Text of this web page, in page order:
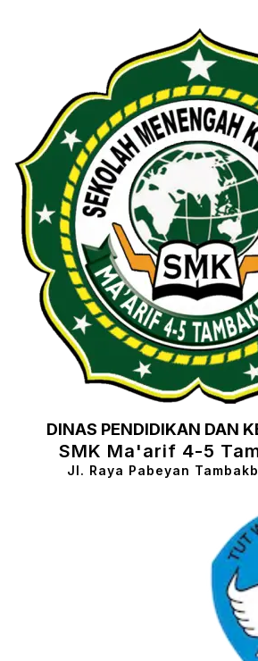
DINAS PENDIDIKAN DAN
SMK Ma'arif 4-5
Jl. Raya Pabeyan